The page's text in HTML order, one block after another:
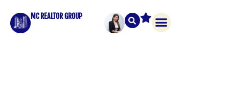
MC REALTOR GROUP